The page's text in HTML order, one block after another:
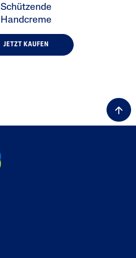
Schützende
Handcreme
JETZT KAUFEN